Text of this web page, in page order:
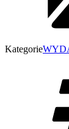
Kategorie